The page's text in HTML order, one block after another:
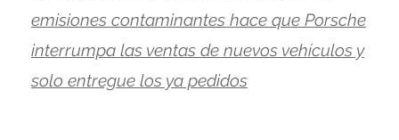
emisiones contaminantes hace que Porsche
interrumpa las ventas de nuevos vehículos y
solo entregue los ya pedidos